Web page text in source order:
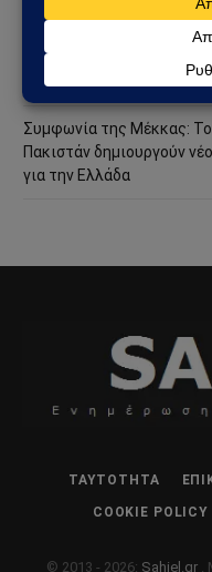
ανεξήγητες καταγραφές
Ισπανία – Ιταλία:
στη Θέουτα και νέο
Συμφωνία της Μέκκας:
Πακιστάν δημιουργούν
για την Ελλάδα
ΤΑΥΤΌΤΗΤΑ
COOKIE POLICY
© 2013 - 2026: Sahiel.gr